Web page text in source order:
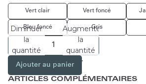
Vert clair Vert foncé
Bleu foncé Gris
Diminuer
la
quantité
Augmenter
la
quantité
Ajouter au panier
ARTICLES COMPLÉMENTAIRES